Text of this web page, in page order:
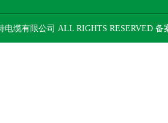
电缆有限公司 ALL RIGHTS RESERVED 备